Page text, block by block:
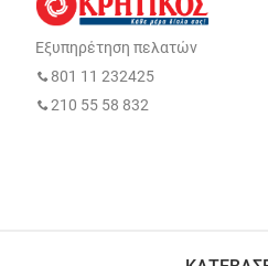
Εξυπηρέτηση πελατών
801 11 232425
210 55 58 832